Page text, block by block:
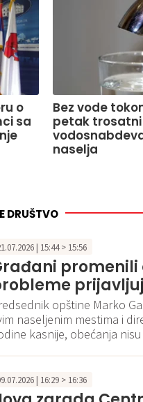
o
sa
Bez vode
petak
naselja
DRUŠTVO
| 15:44 > 15:56
promenili
opštine Marko
naseljenim mestima i
kasnije, obećanja
| 16:29 > 16:36